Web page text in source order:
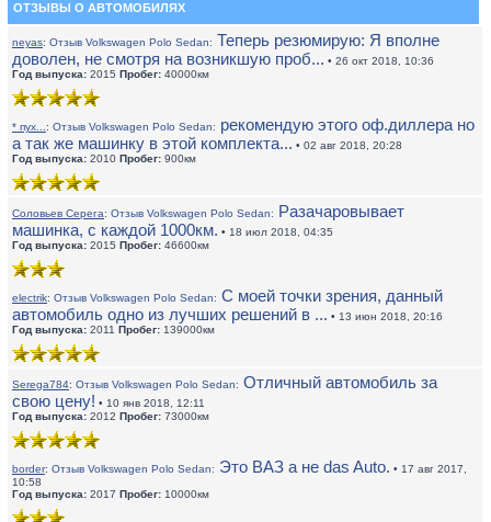
ОТЗЫВЫ О АВТОМОБИЛЯХ
neyas: Отзыв Volkswagen Polo Sedan: Теперь резюмирую: Я вполне
доволен, не смотря на возникшую проб... • 26 окт 2018, 10:36
Год выпуска: 2015 Пробег: 40000км
* пух... : Отзыв Volkswagen Polo Sedan: рекомендую этого оф.диллера но
а так же машинку в этой комплекта... • 02 авг 2018, 20:28
Год выпуска: 2010 Пробег: 900км
Соловьев Серега: Отзыв Volkswagen Polo Sedan: Разачаровывает
машинка, с каждой 1000км. • 18 июл 2018, 04:35
Год выпуска: 2015 Пробег: 46600км
electrik: Отзыв Volkswagen Polo Sedan: С моей точки зрения, данный
автомобиль одно из лучших решений в ... • 13 июн 2018, 20:16
Год выпуска: 2011 Пробег: 139000км
Serega784: Отзыв Volkswagen Polo Sedan: Отличный автомобиль за
свою цену! • 10 янв 2018, 12:11
Год выпуска: 2012 Пробег: 73000км
border: Отзыв Volkswagen Polo Sedan: Это ВАЗ а не das Auto. • 17 авг 2017,
10:58
Год выпуска: 2017 Пробег: 10000км